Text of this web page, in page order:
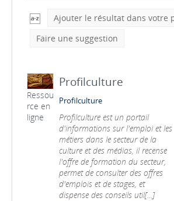
Ajouter le résultat dans votre
Faire une suggestion
Ressou
rce en
ligne
Profilculture
Profilculture
Profilculture est un portail
d'informations sur l'emploi et les
métiers dans le secteur de la
culture et des médias, il recense
l'offre de formation du secteur,
permet de consulter des offres
d'emplois et de stages, et
dispense des conseils util[...]